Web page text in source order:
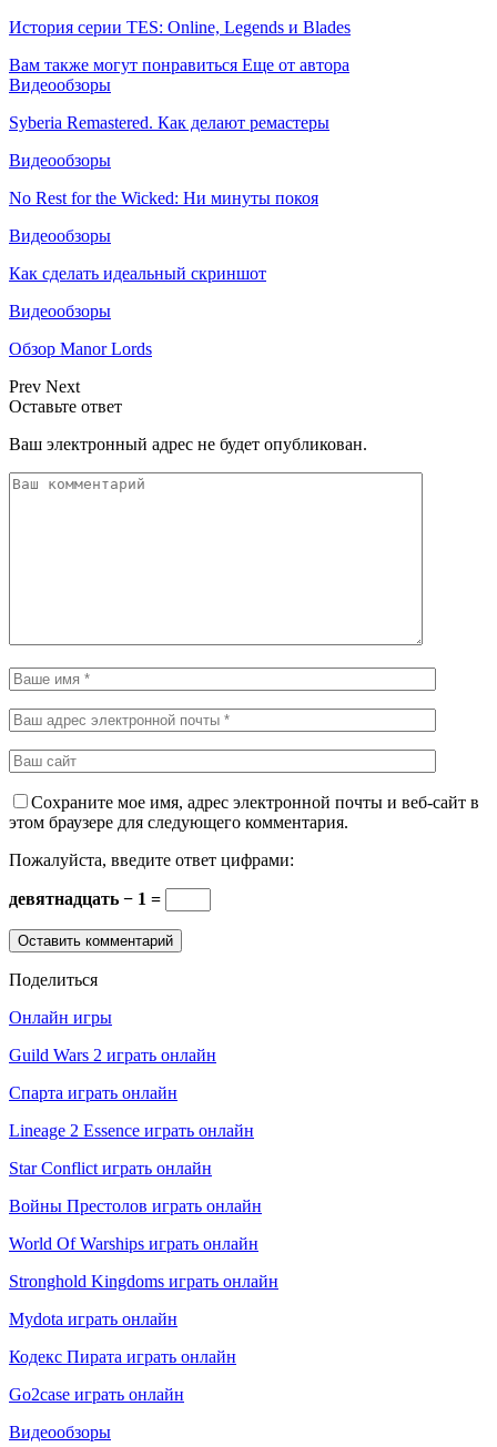
История серии TES: Online, Legends и Blades
Вам также могут понравиться Еще от автора
Видеообзоры
Syberia Remastered. Как делают ремастеры
Видеообзоры
No Rest for the Wicked: Ни минуты покоя
Видеообзоры
Как сделать идеальный скриншот
Видеообзоры
Обзор Manor Lords
Prev Next
Оставьте ответ
Ваш электронный адрес не будет опубликован.
Сохраните мое имя, адрес электронной почты и веб-сайт в
этом браузере для следующего комментария.
Пожалуйста, введите ответ цифрами:
девятнадцать − 1 =
Поделиться
Онлайн игры
Guild Wars 2 играть онлайн
Спарта играть онлайн
Lineage 2 Essence играть онлайн
Star Conflict играть онлайн
Войны Престолов играть онлайн
World Of Warships играть онлайн
Stronghold Kingdoms играть онлайн
Mydota играть онлайн
Кодекс Пирата играть онлайн
Go2case играть онлайн
Видеообзоры